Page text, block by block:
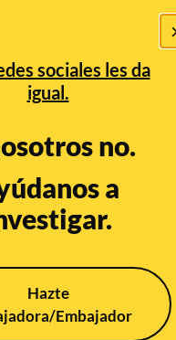
sociales les da
igual.
no.
a
Hazte
Embajador
network of